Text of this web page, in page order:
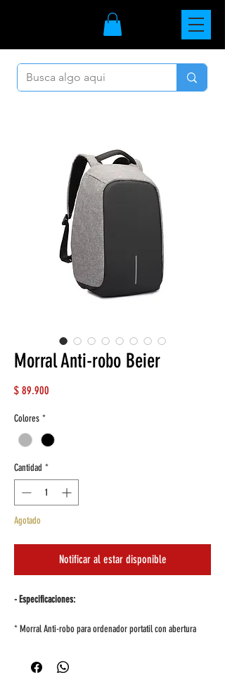
Morral Anti-robo Beier
$ 89.900
Colores *
Cantidad *
Agotado
Notificar al estar disponible
- Especificaciones:
* Morral Anti-robo para ordenador portatil con abertura
* Múltiples aberturas de espacio para guardar documentos,